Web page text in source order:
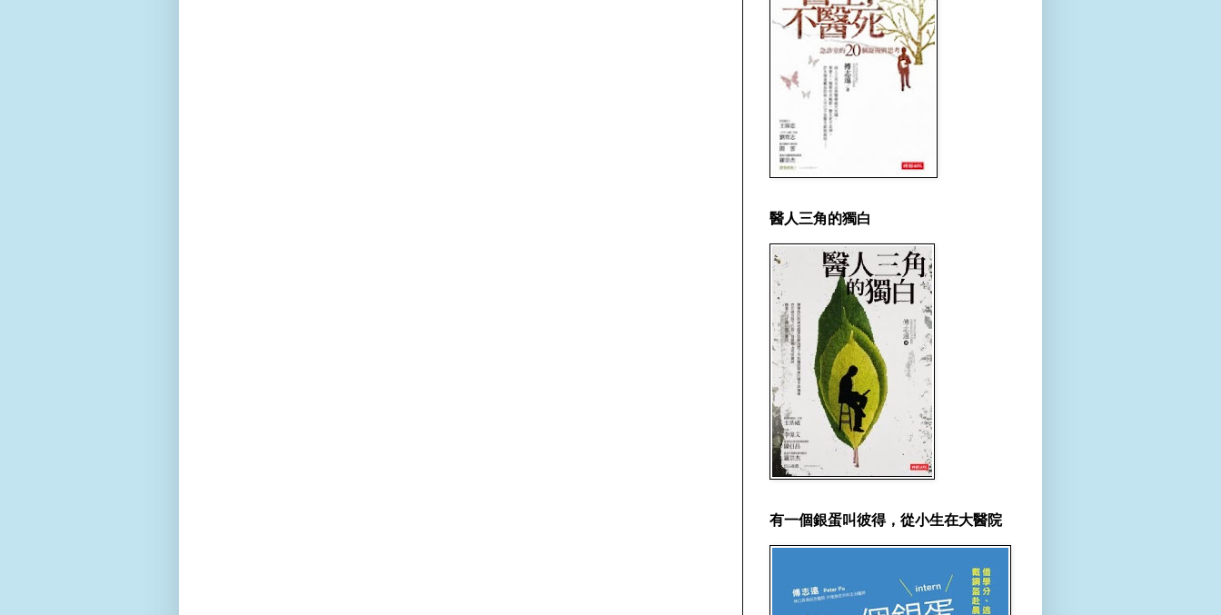
醫人三角的獨白
有一個銀蛋叫彼得，從小生在大醫院